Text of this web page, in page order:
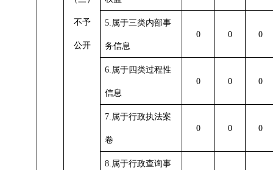
不予
公开
5. 属于三类内部事
务信息
0 0 0
6. 属于四类过程性
信息
0 0 0
7. 属于行政执法案
卷
0 0 0
8. 属于行政查询事